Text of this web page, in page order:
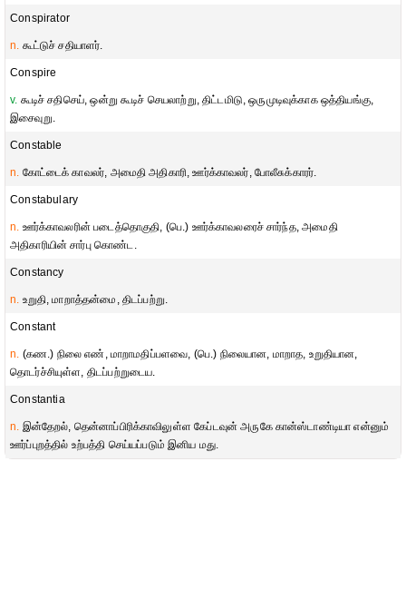
Conspirator
n. கூட்டுச் சதியாளர்.
Conspire
v. கூடிச் சதிசெய், ஒன்று கூடிச் செயலாற்று, திட்டமிடு, ஒருமுடிவுக்காக ஒத்தியங்கு,
இசைவுறு.
Constable
n. கோட்டைக் காவலர், அமைதி அதிகாரி, ஊர்க்காவலர், போலீசுக்காரர்.
Constabulary
n. ஊர்க்காவலரின் படைத்தொகுதி, (பெ.) ஊர்க்காவலரைச் சார்ந்த, அமைதி
அதிகாரியின் சார்பு கொண்ட.
Constancy
n. உறுதி, மாறாத்தன்மை, திடப்பற்று.
Constant
n. (கண.) நிலை எண், மாறாமதிப்பளவை, (பெ.) நிலையான, மாறாத, உறுதியான,
தொடர்ச்சியுள்ள, திடப்பற்றுடைய.
Constantia
n. இன்தேறல், தென்னாப்பிரிக்காவிலுள்ள கேப்டவுன் அருகே கான்ஸ்டாண்டியா என்னும்
ஊர்ப்புறத்தில் உற்பத்தி செய்யப்படும் இனிய மது.